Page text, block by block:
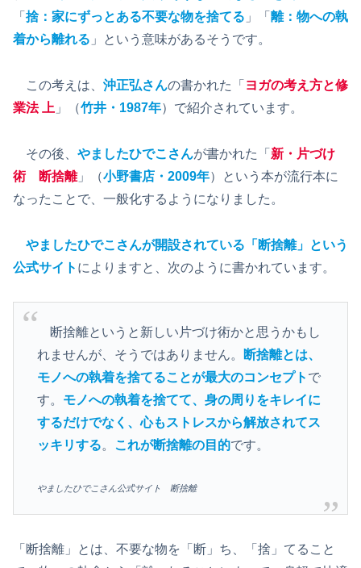
「 捨：家にずっとある不要な物を捨てる 」「 離：物への執
着から離れる 」という意味があるそうです。
この考えは、 沖正弘さんの書かれた「 ヨガの考え方と修
業法 上 」（竹井・1987年）で紹介されています。
その後、 やましたひでこさんが書かれた「 新・片づけ
術 断捨離」（小野書店・2009年）という本が流行本に
なったことで、一般化するようになりました。
やましたひでこさんが開設されている「断捨離」という
公式サイト によりますと、次のように書かれています。
断捨離というと新しい片づけ術かと思うかもし
れませんが、そうではありません。
断捨離とは、
モノへの執着を捨てることが最大のコンセプト で
す。 モノへの執着を捨てて、身の周りをキレイに
するだけでなく、心もストレスから解放されてス
ッキリする。 これが断捨離の目的です。
やましたひでこさん公式サイト 断捨離
「断捨離」とは、不要な物を「断」ち、「捨」てること